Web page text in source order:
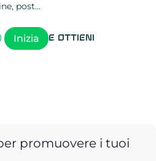
post…
Inizia e ottieni
promuovere i tuoi